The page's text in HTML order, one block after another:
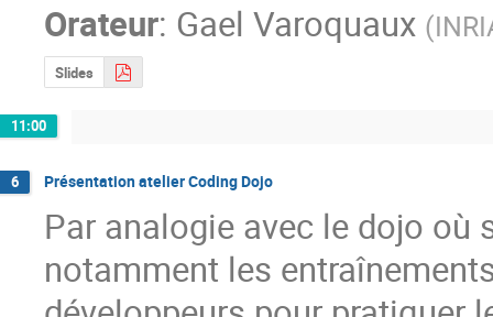
Orateur: Gael Varoquaux (
Slides
11:00
6 Présentation atelier Coding Dojo
Par analogie avec le dojo où
notamment les